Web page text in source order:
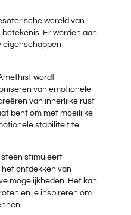
wereld van
Er worden aan
eigenschappen
wordt
van emotionele
van innerlijke rust
bent om met moeilijke
stabiliteit te
steen stimuleert
ontdekken van
mogelijkheden. Het kan
en je inspireren om